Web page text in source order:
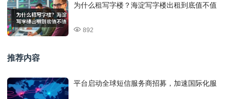
为什么租写字楼？海淀写字楼出租到底值不值
892
推荐内容
平台启动全球短信服务商招募，加速国际化服